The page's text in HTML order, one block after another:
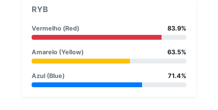
RYB
Vermelho (Red) 83.9%
Amarelo (Yellow) 63.5%
Azul (Blue) 71.4%